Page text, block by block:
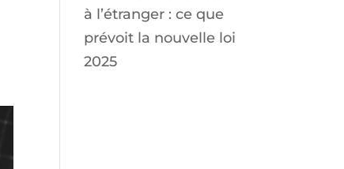
à l’étranger : ce que
prévoit la nouvelle loi
2025